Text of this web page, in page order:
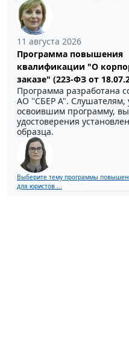
11 августа 2026
Программа повышения
квалификации "О
заказе" (223-ФЗ от
Программа разработана
АО ''СБЕР А". Слушателям,
освоившим программу,
удостоверения
образца.
Выберите тему программы
для юристов ...